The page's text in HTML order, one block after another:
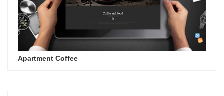
Apartment Coffee